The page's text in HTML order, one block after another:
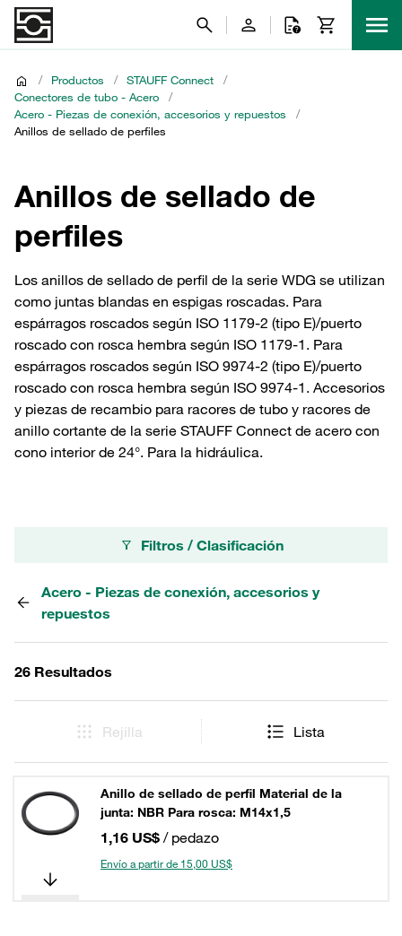
/ Productos / STAUFF Connect
/
Conectores de tubo - Acero
/
Acero - Piezas de conexión, accesorios y repuestos
/
Anillos de sellado de perfiles
Anillos de sellado de
perfiles
Los anillos de sellado de perfil de la serie WDG se utilizan
como juntas blandas en espigas roscadas. Para
espárragos roscados según ISO 1179-2 (tipo E)/puerto
roscado con rosca hembra según ISO 1179-1. Para
espárragos roscados según ISO 9974-2 (tipo E)/puerto
roscado con rosca hembra según ISO 9974-1. Accesorios
y piezas de recambio para racores de tubo y racores de
anillo cortante de la serie STAUFF Connect de acero con
cono interior de 24°. Para la hidráulica.
Filtros / Clasificación
Acero - Piezas de conexión, accesorios y
repuestos
26 Resultados
Rejilla Lista
Anillo de sellado de perfil Material de la
junta: NBR Para rosca: M14x1,5
1,16 US$ / pedazo
Envío a partir de 15,00 US$